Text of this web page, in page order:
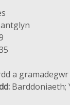
a gramadegwr
Barddoniaeth;